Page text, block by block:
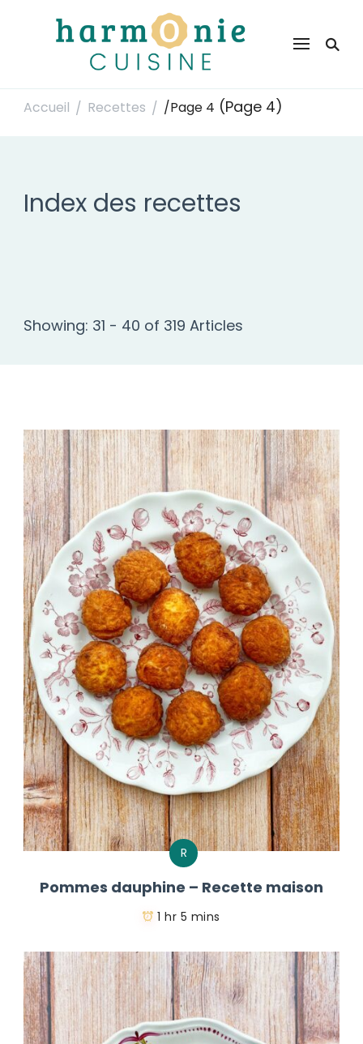
Harmonie Cuisine
Accueil / Recettes / /Page 4 (Page 4)
Index des recettes
Showing: 31 - 40 of 319 Articles
R
Pommes dauphine – Recette maison
1 hr 5 mins